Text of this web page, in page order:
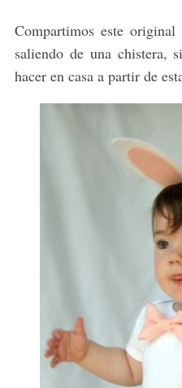
Compartimos este
saliendo de una chistera,
hacer en casa a partir de